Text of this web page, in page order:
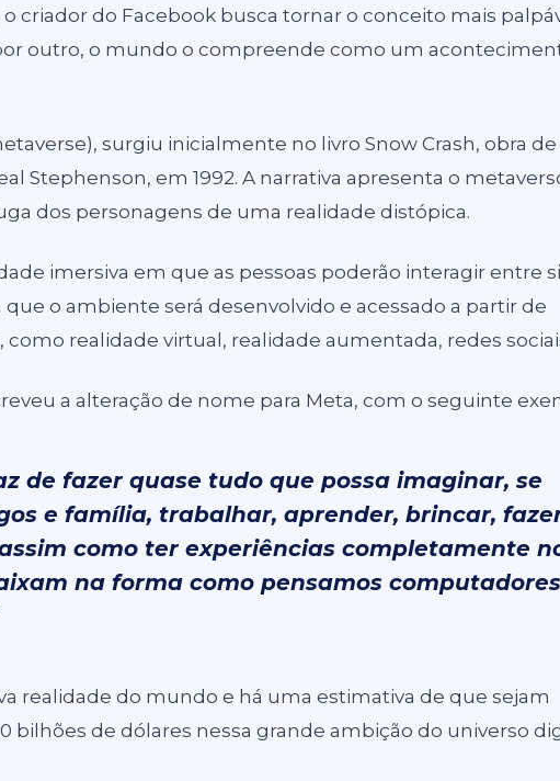
criador do Facebook busca tornar o conceito mais
outro, o mundo o compreende como um
surgiu inicialmente no livro Snow Crash, obra de
Stephenson, em 1992. A narrativa apresenta o
dos personagens de uma realidade distópica.
imersiva em que as pessoas poderão interagir entre
o ambiente será desenvolvido e acessado a partir de
realidade virtual, realidade aumentada, redes
a alteração de nome para Meta, com o seguinte
de fazer quase tudo que possa imaginar, se
e família, trabalhar, aprender, brincar,
como ter experiências completamente
na forma como pensamos
realidade do mundo e há uma estimativa de que sejam
bilhões de dólares nessa grande ambição do universo